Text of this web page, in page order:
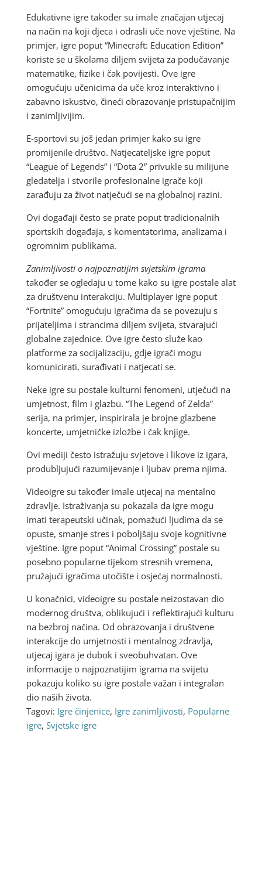
Edukativne igre također su imale značajan utjecaj
na način na koji djeca i odrasli uče nove vještine. Na
primjer, igre poput “Minecraft: Education Edition”
koriste se u školama diljem svijeta za podučavanje
matematike, fizike i čak povijesti. Ove igre
omogućuju učenicima da uče kroz interaktivno i
zabavno iskustvo, čineći obrazovanje pristupačnijim
i zanimljivijim.
E-sportovi su još jedan primjer kako su igre
promijenile društvo. Natjecateljske igre poput
“League of Legends” i “Dota 2” privukle su milijune
gledatelja i stvorile profesionalne igrače koji
zarađuju za život natječući se na globalnoj razini.
Ovi događaji često se prate poput tradicionalnih
sportskih događaja, s komentatorima, analizama i
ogromnim publikama.
Zanimljivosti o najpoznatijim svjetskim igrama
također se ogledaju u tome kako su igre postale alat
za društvenu interakciju. Multiplayer igre poput
“Fortnite” omogućuju igračima da se povezuju s
prijateljima i strancima diljem svijeta, stvarajući
globalne zajednice. Ove igre često služe kao
platforme za socijalizaciju, gdje igrači mogu
komunicirati, surađivati i natjecati se.
Neke igre su postale kulturni fenomeni, utječući na
umjetnost, film i glazbu. “The Legend of Zelda”
serija, na primjer, inspirirala je brojne glazbene
koncerte, umjetničke izložbe i čak knjige.
Ovi mediji često istražuju svjetove i likove iz igara,
produbljujući razumijevanje i ljubav prema njima.
Videoigre su također imale utjecaj na mentalno
zdravlje. Istraživanja su pokazala da igre mogu
imati terapeutski učinak, pomažući ljudima da se
opuste, smanje stres i poboljšaju svoje kognitivne
vještine. Igre poput “Animal Crossing” postale su
posebno popularne tijekom stresnih vremena,
pružajući igračima utočište i osjećaj normalnosti.
U konačnici, videoigre su postale neizostavan dio
modernog društva, oblikujući i reflektirajući kulturu
na bezbroj načina. Od obrazovanja i društvene
interakcije do umjetnosti i mentalnog zdravlja,
utjecaj igara je dubok i sveobuhvatan. Ove
informacije o najpoznatijim igrama na svijetu
pokazuju koliko su igre postale važan i integralan
dio naših života.
Tagovi: Igre činjenice, Igre zanimljivosti, Popularne
igre, Svjetske igre